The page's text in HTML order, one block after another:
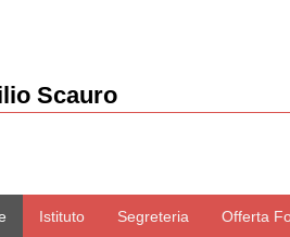
Scauro
Istituto Segreteria Offerta